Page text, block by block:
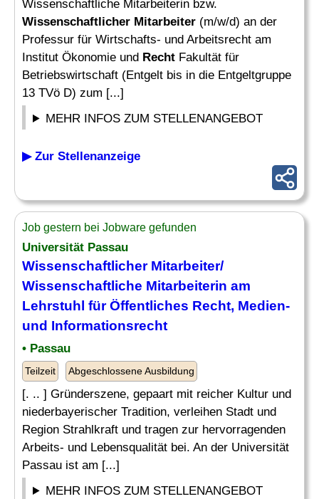
Wissenschaftliche Mitarbeiterin bzw.
Wissenschaftlicher Mitarbeiter (m/w/d) an der
Professur für Wirtschafts- und Arbeitsrecht am
Institut Ökonomie und Recht Fakultät für
Betriebswirtschaft (Entgelt bis in die Entgeltgruppe
13 TVö D) zum [...]
MEHR INFOS ZUM STELLENANGEBOT
▶ Zur Stellenanzeige
Job gestern bei Jobware gefunden
Universität Passau
Wissenschaftlicher Mitarbeiter/
Wissenschaftliche Mitarbeiterin am
Lehrstuhl für Öffentliches Recht, Medien-
und Informationsrecht
• Passau
Teilzeit Abgeschlossene Ausbildung
[. .. ] Gründerszene, gepaart mit reicher Kultur und
niederbayerischer Tradition, verleihen Stadt und
Region Strahlkraft und tragen zur hervorragenden
Arbeits- und Lebensqualität bei. An der Universität
Passau ist am [...]
MEHR INFOS ZUM STELLENANGEBOT